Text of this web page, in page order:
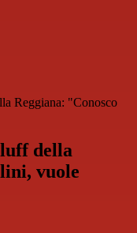
Reggiana: "Conosco
della
vuole